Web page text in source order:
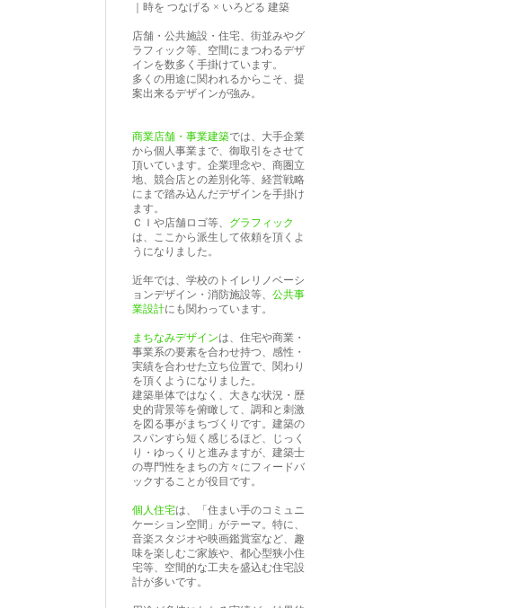
｜時を つなげる × いろどる 建築
店舗・公共施設・住宅、街並みやグ
ラフィック等、空間にまつわるデザ
インを数多く手掛けています。
多くの用途に関われるからこそ、提
案出来るデザインが強み。
商業店舗・事業建築では、大手企業
から個人事業まで、御取引をさせて
頂いています。企業理念や、商圏立
地、競合店との差別化等、経営戦略
にまで踏み込んだデザインを手掛け
ます。
ＣＩや店舗ロゴ等、 グラフィック
は、ここから派生して依頼を頂くよ
うになりました。
近年では、学校のトイレリノベーシ
ョンデザイン・消防施設等、 公共事
業設計にも関わっています。
まちなみデザインは、住宅や商業・
事業系の要素を合わせ持つ、感性・
実績を合わせた立ち位置で、関わり
を頂くようになりました。
建築単体ではなく、大きな状況・歴
史的背景等を俯瞰して、調和と刺激
を図る事がまちづくりです。建築の
スパンすら短く感じるほど、じっく
り・ゆっくりと進みますが、建築士
の専門性をまちの方々にフィードバ
ックすることが役目です。
個人住宅は、「住まい手のコミュニ
ケーション空間」がテーマ。特に、
音楽スタジオや映画鑑賞室など、趣
味を楽しむご家族や、都心型狭小住
宅等、空間的な工夫を盛込む住宅設
計が多いです。